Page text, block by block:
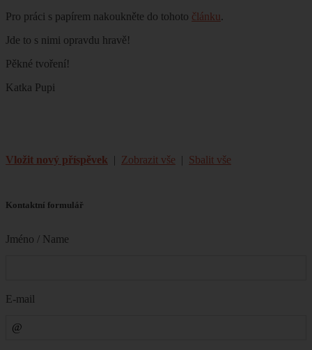
Pro práci s papírem nakoukněte do tohoto článku.
Jde to s nimi opravdu hravě!
Pěkné tvoření!
Katka Pupi
Vložit nový příspěvek | Zobrazit vše | Sbalit vše
Kontaktní formulář
Jméno / Name
E-mail